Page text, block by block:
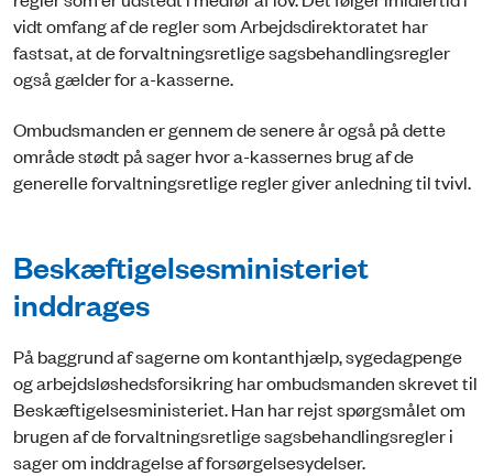
vidt omfang af de regler som Arbejdsdirektoratet har
fastsat, at de forvaltningsretlige sagsbehandlingsregler
også gælder for a-kasserne.
Ombudsmanden er gennem de senere år også på dette
område stødt på sager hvor a-kassernes brug af de
generelle forvaltningsretlige regler giver anledning til tvivl.
Beskæftigelsesministeriet
inddrages
På baggrund af sagerne om kontanthjælp, sygedagpenge
og arbejdsløshedsforsikring har ombudsmanden skrevet til
Beskæftigelsesministeriet. Han har rejst spørgsmålet om
brugen af de forvaltningsretlige sagsbehandlingsregler i
sager om inddragelse af forsørgelsesydelser.